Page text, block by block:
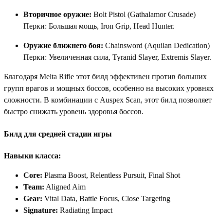
Вторичное оружие: Bolt Pistol (Gathalamor Crusade)
Перки: Большая мощь, Iron Grip, Head Hunter.
Оружие ближнего боя: Chainsword (Aquilan Dedication)
Перки: Увеличенная сила, Tyranid Slayer, Extremis Slayer.
Благодаря Melta Rifle этот билд эффективен против больших
групп врагов и мощных боссов, особенно на высоких уровнях
сложности. В комбинации с Auspex Scan, этот билд позволяет
быстро снижать уровень здоровья боссов.
Билд для средней стадии игры
Навыки класса:
Core: Plasma Boost, Relentless Pursuit, Final Shot
Team: Aligned Aim
Gear: Vital Data, Battle Focus, Close Targeting
Signature: Radiating Impact